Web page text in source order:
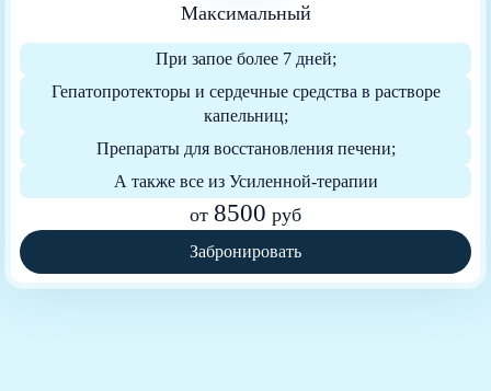
Максимальный
При запое более 7 дней;
Гепатопротекторы и сердечные средства в растворе
капельниц;
Препараты для восстановления печени;
А также все из Усиленной-терапии
от 8500 руб
Забронировать